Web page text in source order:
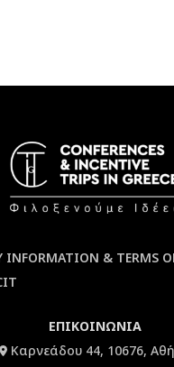
INFORMATION & TERMS
ΕΠΙΚΟΙΝΩΝΙΑ
Καρνεάδου 44, 10676,